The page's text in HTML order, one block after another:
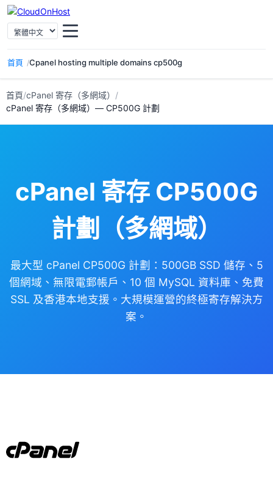
首頁 Cpanel hosting multiple domains cp500g
選擇語言
首頁/cPanel 寄存（多網域） /
cPanel 寄存（多網域）— CP500G 計劃
cPanel 寄存 CP500G
計劃（多網域）
最大型 cPanel CP500G 計劃：500GB SSD 儲存、5
個網域、無限電郵帳戶、10 個 MySQL 資料庫、免費
SSL 及香港本地支援。大規模運營的終極寄存解決方
案。